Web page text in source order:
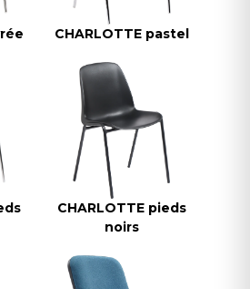
CHARLOTTE pastel
CHARLOTTE pieds
noirs